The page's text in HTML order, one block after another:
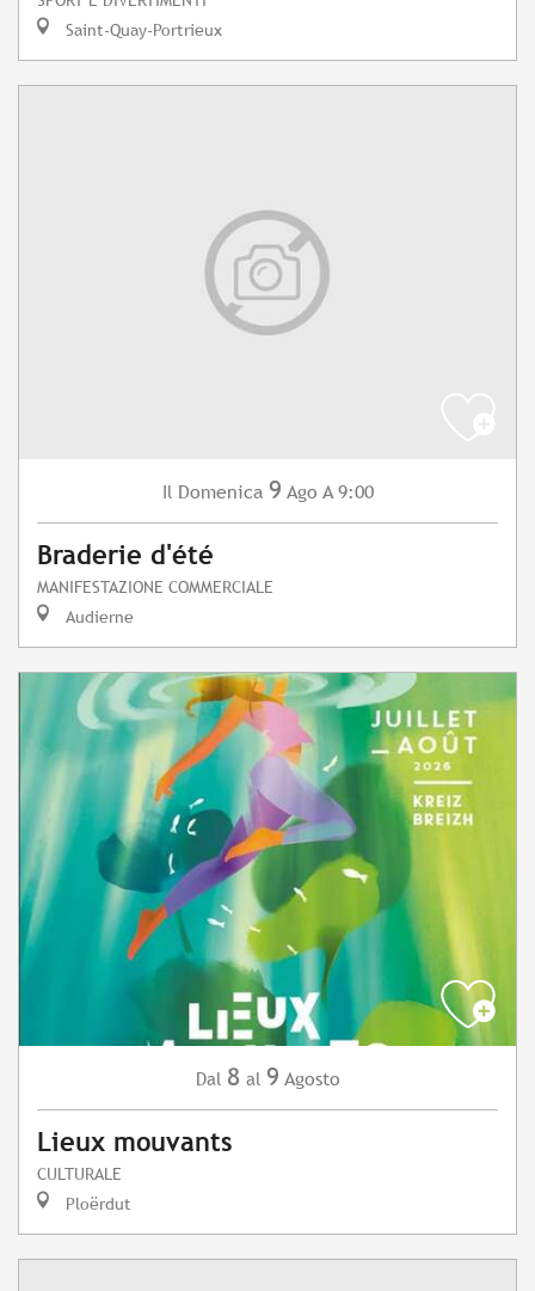
Saint-Quay-Portrieux
Il Domenica 9 Ago A 9:00
Braderie d'été
MANIFESTAZIONE COMMERCIALE
Audierne
Dal 8 al 9 Agosto
Lieux mouvants
CULTURALE
Ploërdut